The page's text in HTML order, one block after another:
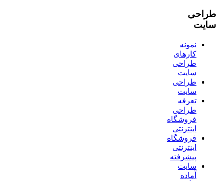
طراحی
سایت
نمونه
کارهای
طراحی
سایت
طراحی
سایت
تعرفه
طراحی
فروشگاه
اینترنتی
فروشگاه
اینترنتی
پیشرفته
سایت
آماده